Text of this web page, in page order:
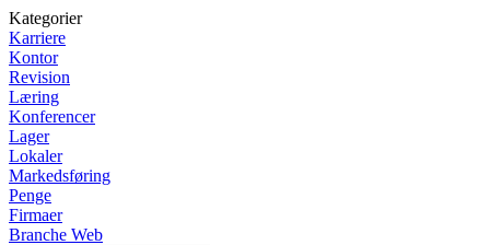
Kategorier
Karriere
Kontor
Revision
Læring
Konferencer
Lager
Lokaler
Markedsføring
Penge
Firmaer
Branche Web